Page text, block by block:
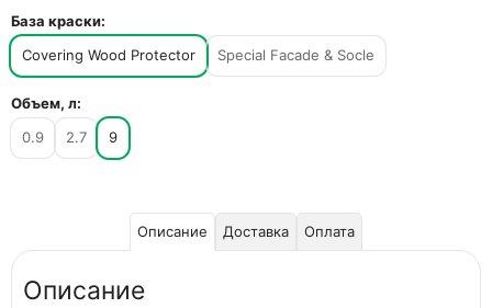
База краски:
Covering Wood Protector
Special Facade & Socle
Объем, л:
0.9
2.7 9
Описание Доставка Оплата
Описание